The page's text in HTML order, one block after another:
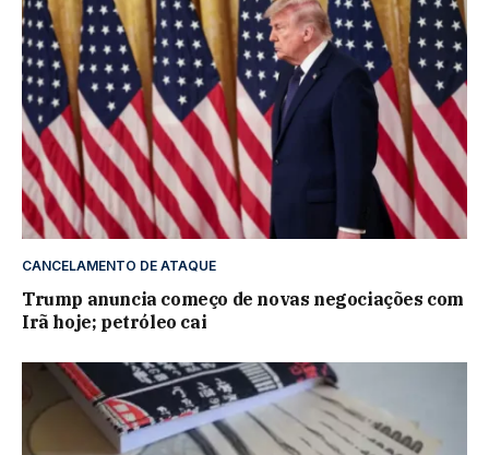
CANCELAMENTO DE ATAQUE
Trump anuncia começo de novas negociações com
Irã hoje; petróleo cai